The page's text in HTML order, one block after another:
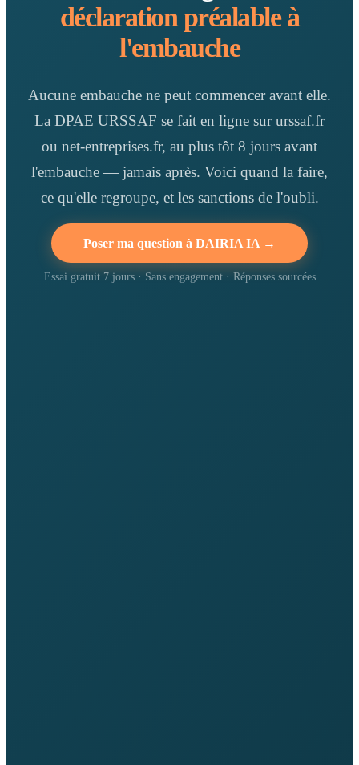
déclaration préalable à
l'embauche
Aucune embauche ne peut commencer avant elle.
La DPAE URSSAF se fait en ligne sur urssaf.fr
ou net-entreprises.fr, au plus tôt 8 jours avant
l'embauche — jamais après. Voici quand la faire,
ce qu'elle regroupe, et les sanctions de l'oubli.
Poser ma question à DAIRIA IA →
Essai gratuit 7 jours · Sans engagement · Réponses sourcées